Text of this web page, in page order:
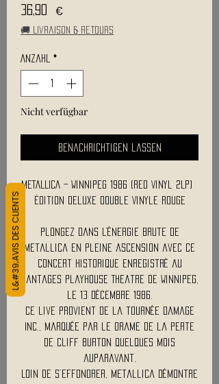
36,90 €
🚚 Livraison & retours
Anzahl *
Nicht verfügbar
Benachrichtigen lassen
METALLICA – Winnipeg 1986 (Red Vinyl 2LP)
Édition Deluxe Double Vinyle Rouge
Plongez dans l’énergie brute de
Metallica en pleine ascension avec ce
concert historique enregistré au
Pantages Playhouse Theatre de Winnipeg,
le 13 décembre 1986.
Ce live provient de la tournée Damage
Inc., marquée par le drame de la perte
de Cliff Burton quelques mois
auparavant.
Loin de s’effondrer, Metallica démontre
L&#39;AVIS DES CLIENTS